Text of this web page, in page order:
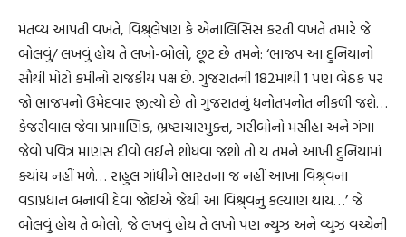
મંતવ્ય આપતી વખતે, વિશ્ર્લેષણ કે એનાલિસિસ કરતી વખતે તમારે જે
બોલવું/ લખવું હોય તે લખો-બોલો, છૂટ છે તમને: ‘ભાજપ આ દુનિયાનો
સૌથી મોટો કમીનો રાજકીય પક્ષ છે. ગુજરાતની 182માંથી 1 પણ બેઠક પર
જો ભાજપનો ઉમેદવાર જીત્યો છે તો ગુજરાતનું ધનોતપનોત નીકળી જશે…
કેજરીવાલ જેવા પ્રામાણિક, ભ્રષ્ટાચારમુક્ત, ગરીબોનો મસીહા અને ગંગા
જેવો પવિત્ર માણસ દીવો લઈને શોધવા જશો તો ય તમને આખી દુનિયામાં
ક્યાંય નહીં મળે… રાહુલ ગાંધીને ભારતના જ નહીં આખા વિશ્ર્વના
વડાપ્રધાન બનાવી દેવા જોઈએ જેથી આ વિશ્ર્વનું કલ્યાણ થાય…’ જે
બોલવું હોય તે બોલો, જે લખવું હોય તે લખો પણ ન્યુઝ અને વ્યુઝ વચ્ચેની